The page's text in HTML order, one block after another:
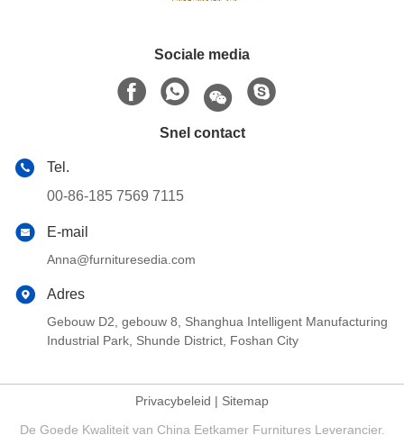
Sociale media
Snel contact
Tel.
00-86-185 7569 7115
E-mail
Anna@furnituresedia.com
Adres
Gebouw D2, gebouw 8, Shanghua Intelligent Manufacturing
Industrial Park, Shunde District, Foshan City
Privacybeleid | Sitemap
De Goede Kwaliteit van China Eetkamer Furnitures Leverancier.